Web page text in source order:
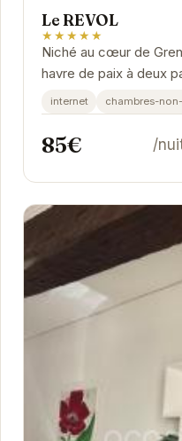
Le REVOL
★★★★★
Niché au cœur de
havre de paix à deux
Ses chambres
internet chambres-
85€ /